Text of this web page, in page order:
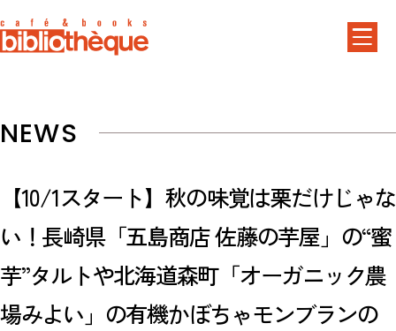
NEWS
【10/1スタート】秋の味覚は栗だけじゃな
い！長崎県「五島商店 佐藤の芋屋」の“蜜
芋”タルトや北海道森町「オーガニック農
場みよい」の有機かぼちゃモンブランの